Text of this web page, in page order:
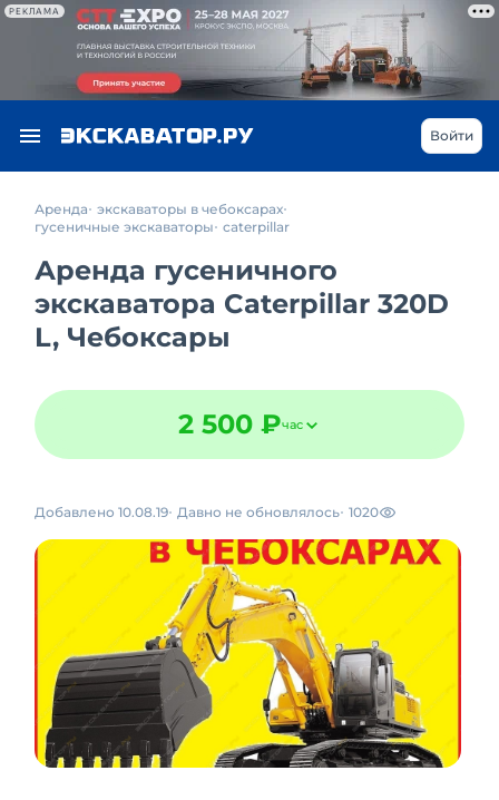
РЕКЛАМА
Войти
Аренда экскаваторы в чебоксарах
гусеничные экскаваторы caterpillar
Аренда гусеничного
экскаватора Caterpillar 320D
L, Чебоксары
2 500 ₽час
Добавлено 10.08.19 Давно не обновлялось 1020